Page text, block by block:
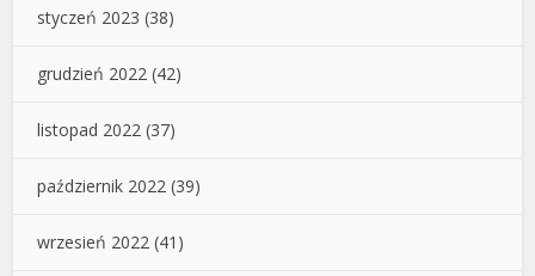
styczeń 2023 (38)
grudzień 2022 (42)
listopad 2022 (37)
październik 2022 (39)
wrzesień 2022 (41)